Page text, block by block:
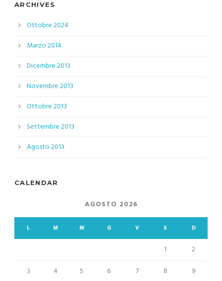
ARCHIVES
Ottobre 2024
Marzo 2014
Dicembre 2013
Novembre 2013
Ottobre 2013
Settembre 2013
Agosto 2013
CALENDAR
AGOSTO 2026
L M M G V S D
1
2
3
4 5 6 7 8
9